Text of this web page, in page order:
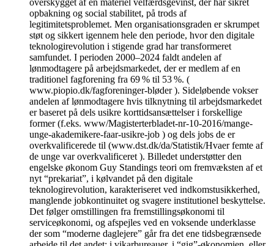
opbakning og social stabilitet, på trods af
legitimitetsproblemet. Men organisationsgraden er skrumpet
støt og sikkert igennem hele den periode, hvor den digitale
teknologirevolution i stigende grad har transformeret
samfundet. I perioden 2000–2024 faldt andelen af
lønmodtagere på arbejdsmarkedet, der er medlem af en
traditionel fagforening fra 69 % til 53 %. (
www.piopio.dk/fagforeninger-bløder ). Sideløbende vokser
andelen af lønmodtagere hvis tilknytning til arbejdsmarkedet
er baseret på dels usikre korttidsansættelser i forskellige
former (f.eks. www/Magisterterbladet-nr-10-2016/mange-
unge-akademikere-faar-usikre-job ) og dels jobs de er
overkvalificerede til (www.dst.dk/da/Statistik/Hvaer femte af
de unge var overkvalificeret ). Billedet understøtter den
engelske økonom Guy Standings teori om fremvæksten af et
nyt “prekariat”, i kølvandet på den digitale
teknologirevolution, karakteriseret ved indkomstusikkerhed,
manglende jobkontinuitet og svagere institutionel beskyttelse.
Det følger omstillingen fra fremstillingsøkonomi til
serviceøkonomi, og afspejles ved en voksende underklasse
der som “moderne daglejere” går fra det ene tidsbegrænsede